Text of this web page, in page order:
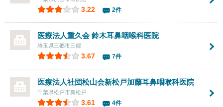
3.22 2件
医療法人重久会鈴木耳鼻咽喉科医院
埼玉県三郷市三郷
3.67 7件
医療法人社団松山会新松戸加藤耳鼻咽喉科医院
千葉県松戸市新松戸
3.61 4件